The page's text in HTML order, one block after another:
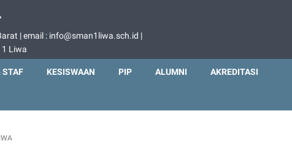
| email : info@sman1liwa.sch.id |
Liwa
STAF KESISWAAN PIP ALUMNI AKREDITASI